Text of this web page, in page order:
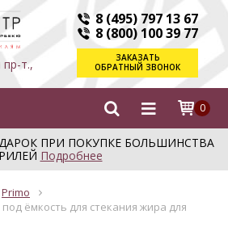
т.,
8 (495) 797 13 67
8 (800) 100 39 77
ЗАКАЗАТЬ
ОБРАТНЫЙ ЗВОНОК
0
ПРИ ПОКУПКЕ БОЛЬШИНСТВА
Подробнее
Primo
ёмкость для стекания жира для